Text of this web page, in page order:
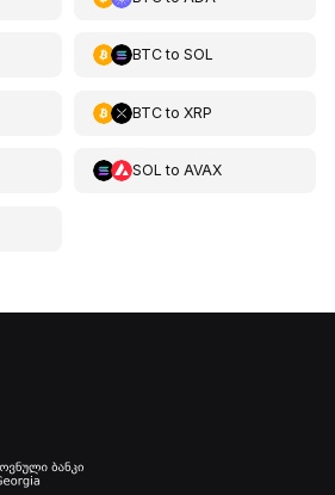
BTCto SOL
BTCto XRP
SOL to AVAX